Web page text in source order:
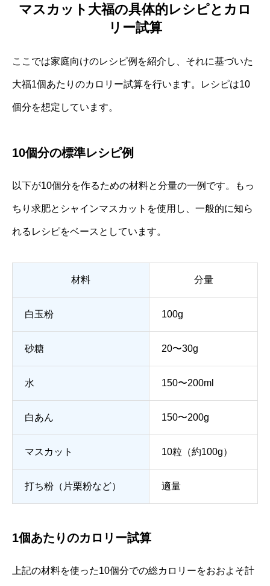
マスカット大福の具体的レシピとカロ
リー試算
ここでは家庭向けのレシピ例を紹介し、それに基づいた
大福1個あたりのカロリー試算を行います。レシピは10
個分を想定しています。
10個分の標準レシピ例
以下が10個分を作るための材料と分量の一例です。もっ
ちり求肥とシャインマスカットを使用し、一般的に知ら
れるレシピをベースとしています。
材料 分量
白玉粉 100g
砂糖 20〜30g
水 150〜200ml
白あん 150〜200g
マスカット 10粒（約100g）
打ち粉（片栗粉など） 適量
1個あたりのカロリー試算
上記の材料を使った10個分での総カロリーをおおよそ計